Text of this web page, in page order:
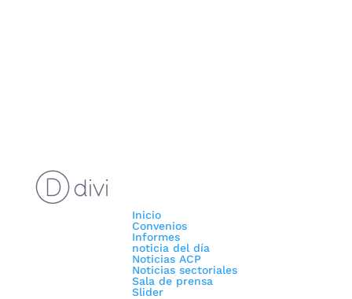
Inicio
Convenios
Informes
noticia del día
Noticias ACP
Noticias sectoriales
Sala de prensa
Slider